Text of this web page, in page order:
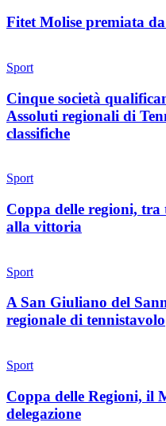
Fitet Molise premiata
Sport
Cinque società
Assoluti regionali di
classifiche
Sport
Coppa delle regioni,
alla vittoria
Sport
A San Giuliano del
regionale di tennistavolo
Sport
Coppa delle Regioni, il
delegazione